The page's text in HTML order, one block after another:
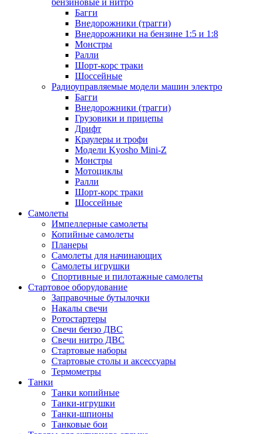
бензиновые и нитро
Багги
Внедорожники (трагги)
Внедорожники на бензине 1:5 и 1:8
Монстры
Ралли
Шорт-корс траки
Шоссейные
Радиоуправляемые модели машин электро
Багги
Внедорожники (трагги)
Грузовики и прицепы
Дрифт
Краулеры и трофи
Модели Kyosho Mini-Z
Монстры
Мотоциклы
Ралли
Шорт-корс траки
Шоссейные
Самолеты
Импеллерные самолеты
Копийные самолеты
Планеры
Самолеты для начинающих
Самолеты игрушки
Спортивные и пилотажные самолеты
Стартовое оборудование
Заправочные бутылочки
Накалы свечи
Ротостартеры
Свечи бензо ДВС
Свечи нитро ДВС
Стартовые наборы
Стартовые столы и аксессуары
Термометры
Танки
Танки копийные
Танки-игрушки
Танки-шпионы
Танковые бои